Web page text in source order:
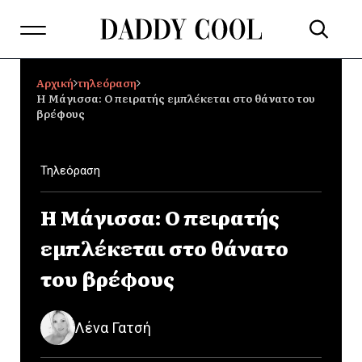
Αρχική τηλεόραση
Η Μάγισσα: Ο πειρατής εμπλέκεται στο θάνατο του
βρέφους
Τηλεόραση
Η Μάγισσα: Ο πειρατής
εμπλέκεται στο θάνατο
του βρέφους
Λένα Γατσή